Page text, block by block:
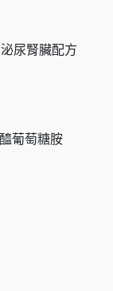
尿腎臟配方
葡萄糖胺